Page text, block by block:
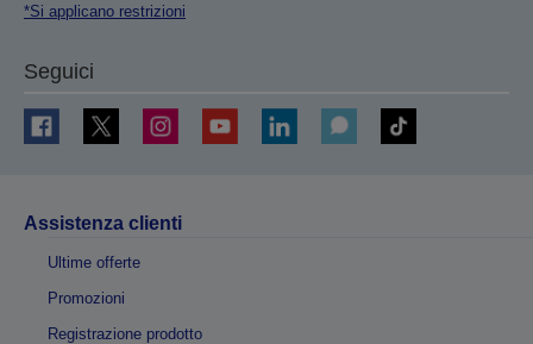
*Si applicano restrizioni
Seguici
Assistenza clienti
Ultime offerte
Promozioni
Registrazione prodotto